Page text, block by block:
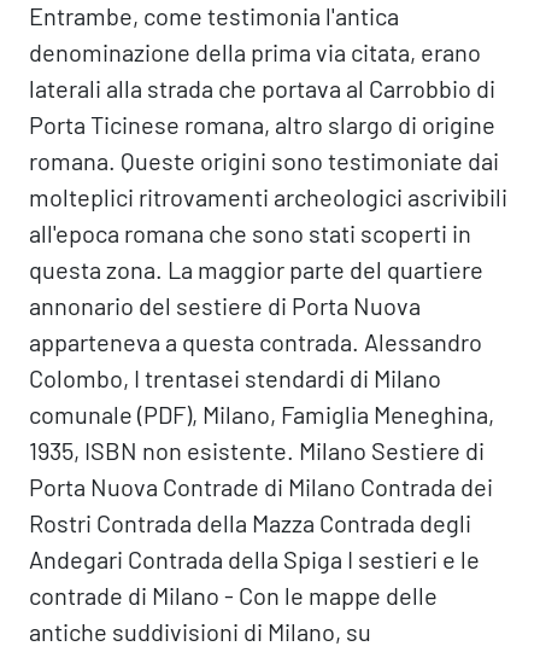
Entrambe, come testimonia l'antica
denominazione della prima via citata, erano
laterali alla strada che portava al Carrobbio di
Porta Ticinese romana, altro slargo di origine
romana. Queste origini sono testimoniate dai
molteplici ritrovamenti archeologici ascrivibili
all'epoca romana che sono stati scoperti in
questa zona. La maggior parte del quartiere
annonario del sestiere di Porta Nuova
apparteneva a questa contrada. Alessandro
Colombo, I trentasei stendardi di Milano
comunale (PDF), Milano, Famiglia Meneghina,
1935, ISBN non esistente. Milano Sestiere di
Porta Nuova Contrade di Milano Contrada dei
Rostri Contrada della Mazza Contrada degli
Andegari Contrada della Spiga I sestieri e le
contrade di Milano - Con le mappe delle
antiche suddivisioni di Milano, su